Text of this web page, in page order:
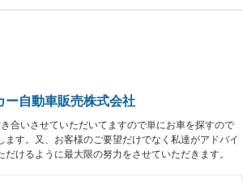
リーンディーゼル － センターデフロック
動格納ミラー
ーフレザーシート キーレス
ータブルナビ バックカメラ
マートキー － ローダウン
自動車販売株式会社
合いさせていただいてますので単にお車を探すので
す。又、お客様のご要望だけでなく私達がアドバイ
けるように最大限の努力をさせていただきます。